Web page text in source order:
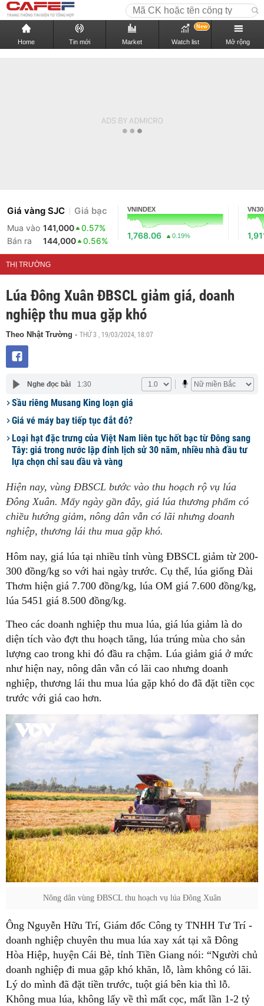
Home Tin mới Market Watch list
New
Mở rộng
Giá vàng SJC Giá bạc
Mua vào 141,000
0.57%
Bán ra
144,000 0.56%
VNINDEX
1,768.06 0.19%
VN30
THỊ TRƯỜNG
Lúa Đông Xuân ĐBSCL giảm giá, doanh
nghiệp thu mua gặp khó
Theo Nhật Trường - THỨ 3 , 19/03/2024, 18:07
Nghe đọc bài 1:30
Sầu riêng Musang King loạn giá
Giá vé máy bay tiếp tục đắt đỏ?
Loại hạt đặc trưng của Việt Nam liên tục hốt bạc từ Đông sang
Tây: giá trong nước lập đỉnh lịch sử 30 năm, nhiều nhà đầu tư
lựa chọn chỉ sau dầu và vàng
Hiện nay, vùng ĐBSCL bước vào thu hoạch rộ vụ lúa
Đông Xuân. Mấy ngày gần đây, giá lúa thương phẩm có
chiều hướng giảm, nông dân vẫn có lãi nhưng doanh
nghiệp, thương lái thu mua gặp khó.
Hôm nay, giá lúa tại nhiều tỉnh vùng ĐBSCL giảm từ 200-
300 đồng/kg so với hai ngày trước. Cụ thể, lúa giống Đài
Thơm hiện giá 7.700 đồng/kg, lúa OM giá 7.600 đồng/kg,
lúa 5451 giá 8.500 đồng/kg.
Theo các doanh nghiệp thu mua lúa, giá lúa giảm là do
diện tích vào đợt thu hoạch tăng, lúa trúng mùa cho sản
lượng cao trong khi đó đầu ra chậm. Lúa giảm giá ở mức
như hiện nay, nông dân vẫn có lãi cao nhưng doanh
nghiệp, thương lái thu mua lúa gặp khó do đã đặt tiền cọc
trước với giá cao hơn.
Nông dân vùng ĐBSCL thu hoạch vụ lúa Đông Xuân
Ông Nguyễn Hữu Trí, Giám đốc Công ty TNHH Tư Trí -
doanh nghiệp chuyên thu mua lúa xay xát tại xã Đông
Hòa Hiệp, huyện Cái Bè, tỉnh Tiền Giang nói: “Người chủ
doanh nghiệp đi mua gặp khó khăn, lỗ, làm không có lãi.
Lý do mình đã đặt tiền trước, tuột giá bên kia thì lỗ.
Không mua lúa, không lấy về thì mất cọc, mất lần 1-2 tỷ